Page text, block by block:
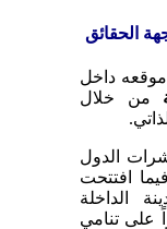
الحقائق
داخل
من خلال
الدول
افتتحت
الداخلة
على تنامي